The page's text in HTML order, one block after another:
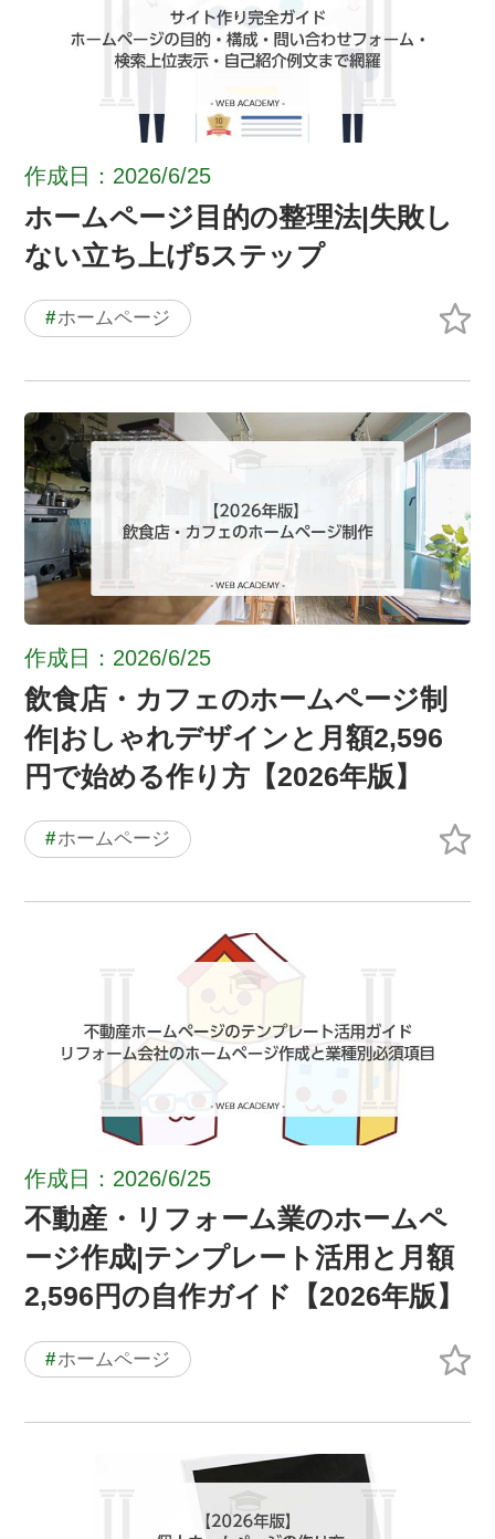
作成日：2026/6/25
ホームページ目的の整理法|失敗し
ない立ち上げ5ステップ
#ホームページ
作成日：2026/6/25
飲食店・カフェのホームページ制
作|おしゃれデザインと月額2,596
円で始める作り方【2026年版】
#ホームページ
作成日：2026/6/25
不動産・リフォーム業のホームペ
ージ作成|テンプレート活用と月額
2,596円の自作ガイド【2026年版】
#ホームページ